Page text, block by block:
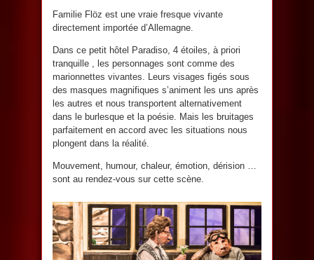
Familie Flöz est une vraie fresque vivante
directement importée d’Allemagne.
Dans ce petit hôtel Paradiso, 4 étoiles, à priori
tranquille , les personnages sont comme des
marionnettes vivantes. Leurs visages figés sous
des masques magnifiques s’animent les uns après
les autres et nous transportent alternativement
dans le burlesque et la poésie. Mais les bruitages
parfaitement en accord avec les situations nous
plongent dans la réalité.
Mouvement, humour, chaleur, émotion, dérision …
sont au rendez-vous sur cette scène.